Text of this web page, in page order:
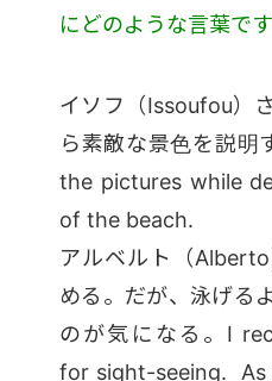
にどのような言葉で
イソフ（Issoufou）
ら素敵な景色を説
the pictures while
of the beach.
アルベルト（
める。だが、泳げる
のが気になる。I
for sight-seeing. As